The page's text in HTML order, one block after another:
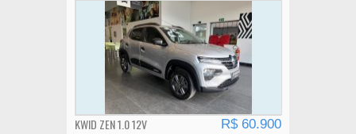
KWID ZEN 1.0 12V R$ 60.900